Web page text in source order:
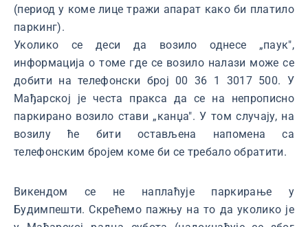
(период у коме лице тражи апарат како би платило
паркинг).
Уколико се деси да возило однесе „паук",
информација о томе где се возило налази може се
добити на телефонски број 00 36 1 3017 500. У
Мађарској је честа пракса да се на непрописно
паркирано возило стави „канџа". У том случају, на
возилу ће бити остављена напомена са
телефонским бројем коме би се требало обратити.
Викендом се не наплаћује паркирање у
Будимпешти. Скрећемо пажњу на то да уколико је